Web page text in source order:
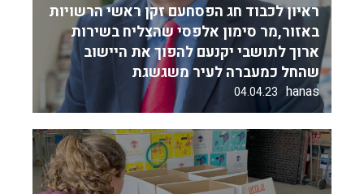
ראיון לכבוד חג הפסחעם זקן ראשי הרשויות
באזור,מר סימון אלפסי שהצליח בשירות
ארוך לתושבי יקנעם להפוך את היישוב
שהחל כמעברה לעיר משגשגת
hanas
04.04.23